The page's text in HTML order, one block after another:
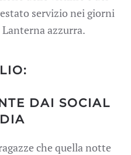
servizio nei giorni
azzurra.
DAI SOCIAL
che quella notte